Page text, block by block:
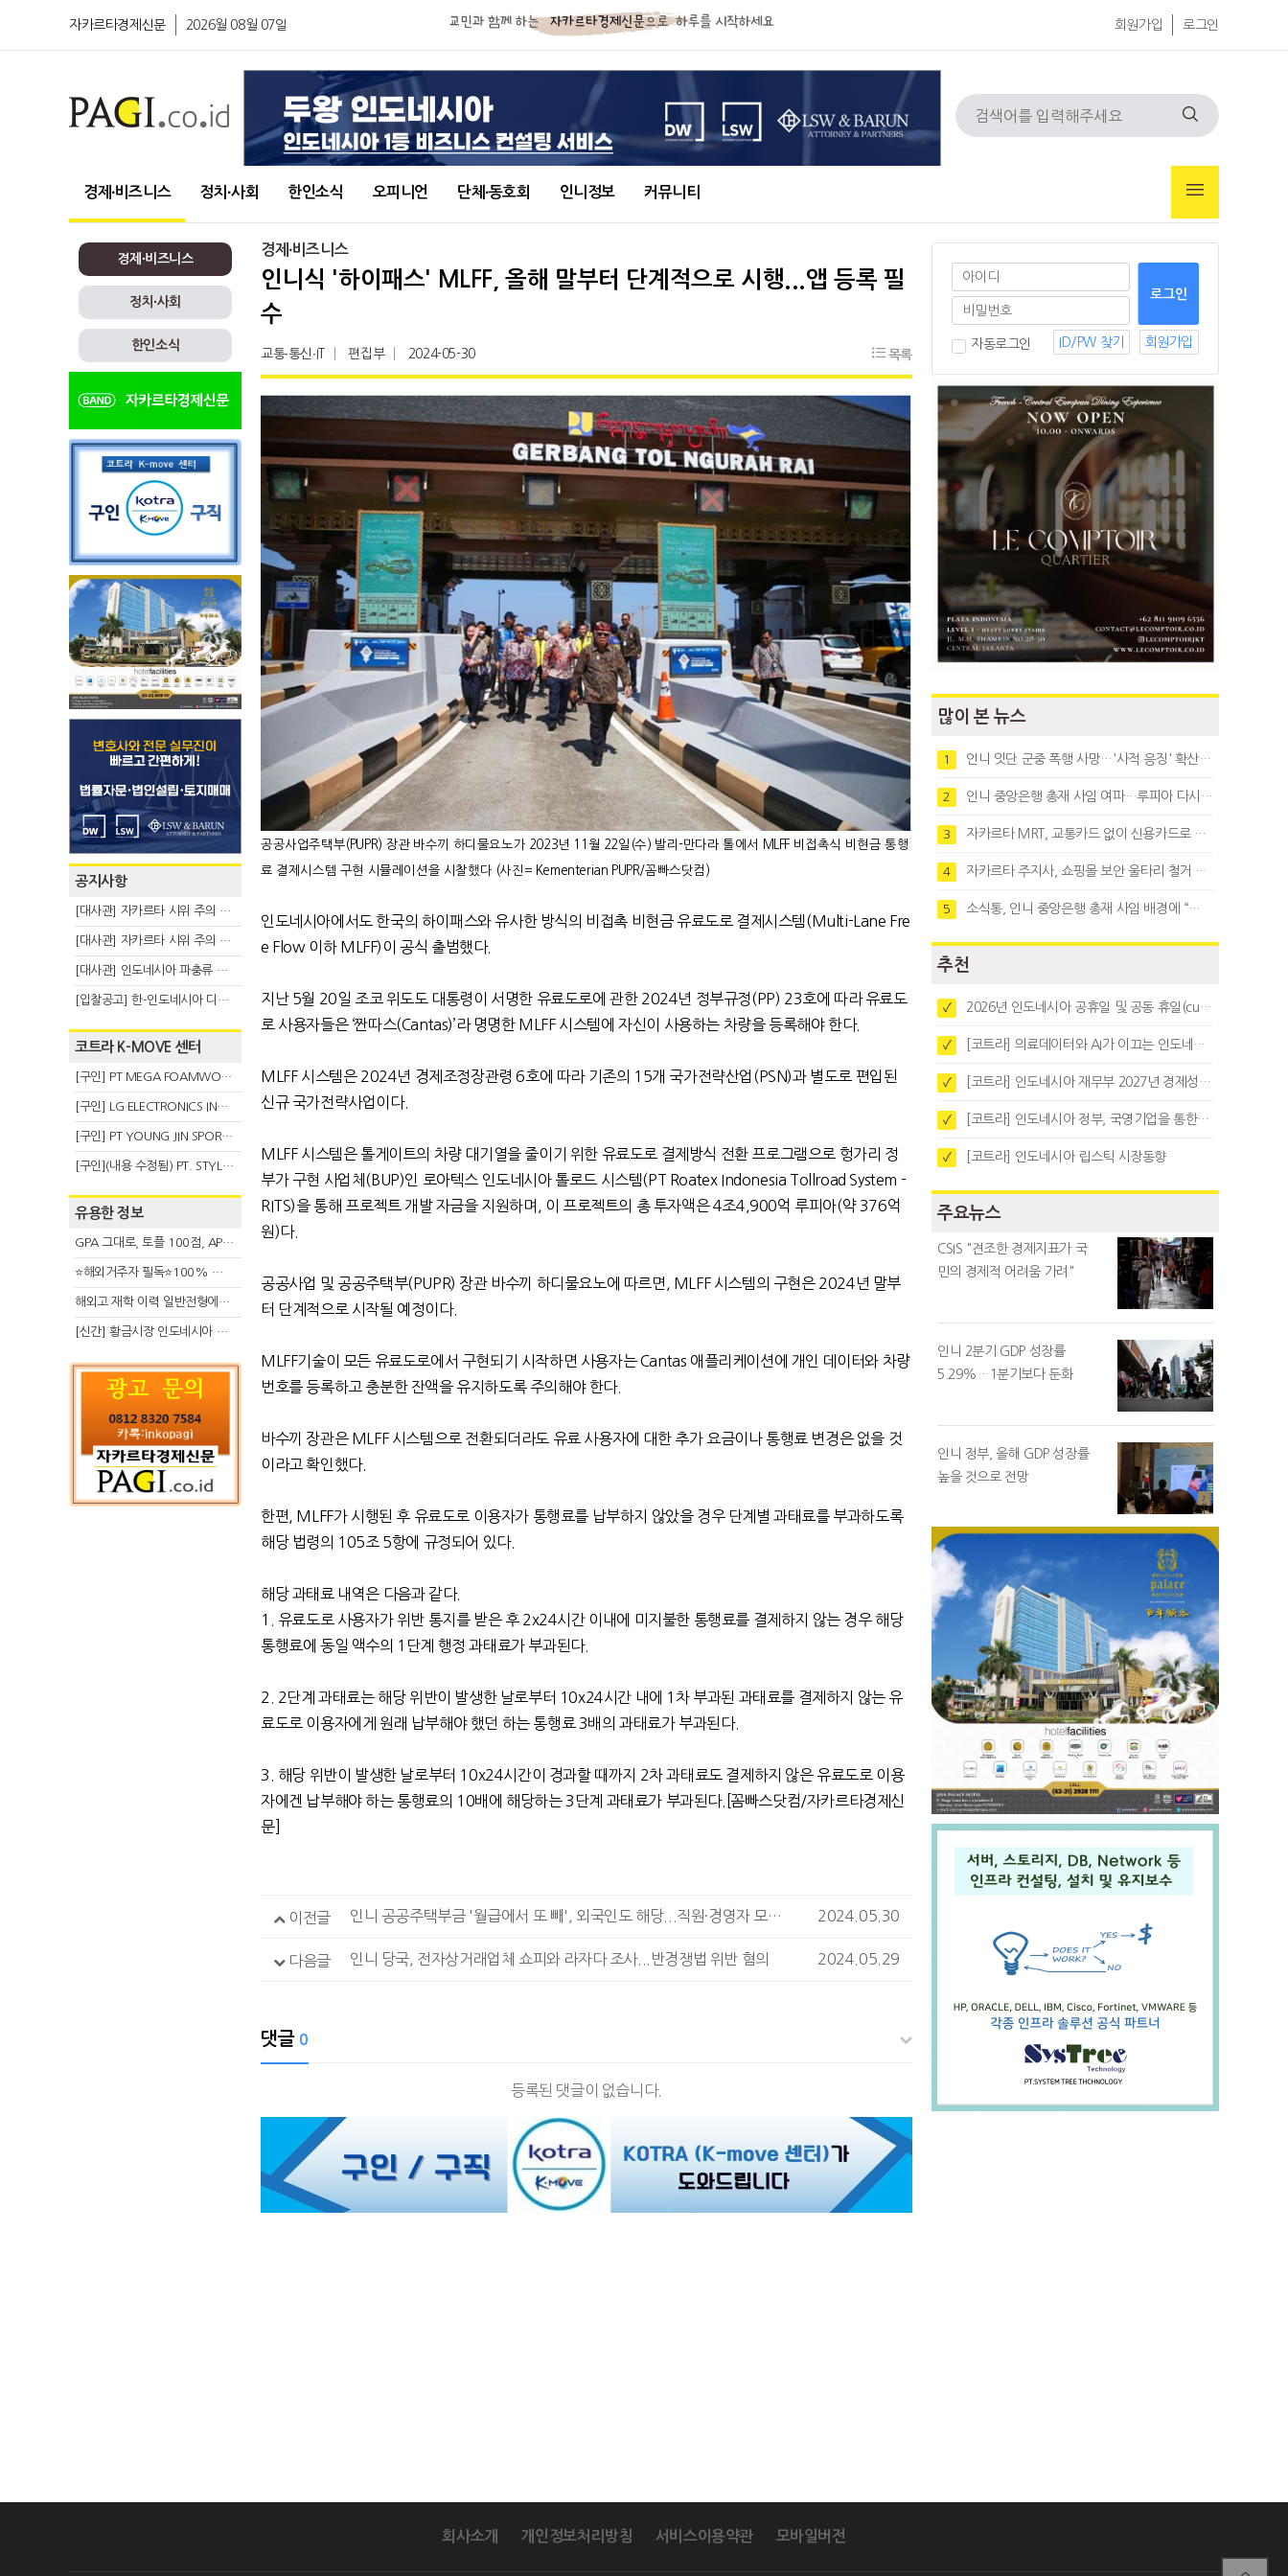
자카르타경제신문 2026월 08월 07일 회원가입 로그인
경제∙비즈니스 정치∙사회 한인소식 오피니언 단체∙동호회 인니정보 커뮤니티
경제∙비즈니스
정치∙사회
한인소식
공지사항
[대사관] 자카르타 시위 주의 안내(8.6)
[대사관] 자카르타 시위 주의 안내(8.3)
[대사관] 인도네시아 파충류 불법 반출 주의 (7.29)
[입찰공고] 한-인도네시아 디지털융복합 탈 전시회
코트라 K-MOVE 센터
[구인] PT MEGA FOAMWORKS INDONESIA
[구인] LG ELECTRONICS INDONESIA
[구인] PT YOUNG JIN SPORT INDONESIA
[구인](내용 수정됨) PT. STYLE KOREAN INDONESIA (스타일 코리안 인도네시아)
유용한 정보
GPA 그대로, 토플 100점, AP 막막 — 원인은 하나입니다
⭐해외거주자 필독⭐100% 온라인 마지막 한국어교원 2급 추가모집 (~8/2)
해외고 재학 이력 일반전형에서 분명한 입시 강점 살리는 전략
[신간] 황금시장 인도네시아 슈퍼리치의 성공 수업
경제∙비즈니스
인니식 '하이패스' MLFF, 올해 말부터 단계적으로 시행...앱 등록 필
수
교통∙통신∙IT 편집부 2024-05-30 목록
공공사업주택부(PUPR) 장관 바수끼 하디물요노가 2023년 11월 22일(수) 발리-만다라 톨에서 MLFF 비접촉식 비현금 통행
료 결제시스템 구현 시뮬레이션을 시찰했다 (사진= Kementerian PUPR/꼼빠스닷컴)
인도네시아에서도 한국의 하이패스와 유사한 방식의 비접촉 비현금 유료도로 결제시스템(Multi-Lane Fre
e Flow 이하 MLFF)이 공식 출범했다.
지난 5월 20일 조코 위도도 대통령이 서명한 유료도로에 관한2024년 정부규정(PP) 23호에 따라 유료도
로 사용자들은 ‘짠따스(Cantas)’라 명명한 MLFF 시스템에 자신이 사용하는 차량을 등록해야 한다.
MLFF 시스템은2024년 경제조정장관령6호에 따라 기존의 15개 국가전략산업 (PSN)과 별도로 편입된
신규 국가전략사업이다.
MLFF 시스템은 톨게이트의 차량 대기열을 줄이기 위한 유료도로 결제방식 전환 프로그램으로 헝가리 정
부가 구현 사업체 (BUP)인 로아텍스 인도네시아 톨로드 시스템(PT Roatex Indonesia Tollroad System -
RITS)을 통해 프로젝트 개발 자금을 지원하며 이 프로젝트의 총 투자액은4조4,900억 루피아(약376억
원 )다.
공공사업 및 공공주택부(PUPR)장관 바수끼 하디물요노에 따르면 , MLFF 시스템의 구현은 2024년 말부
터 단계적으로 시작될 예정이다.
MLFF기술이 모든 유료도로에서 구현되기 시작하면 사용자는Cantas 애플리케이션에 개인 데이터와 차량
번호를 등록하고 충분한 잔액을 유지하도록 주의해야 한다.
바수끼 장관은 MLFF 시스템으로 전환되더라도 유료 사용자에 대한 추가 요금이나 통행료 변경은 없을 것
이라고 확인했다.
한편 , MLFF가 시행된 후 유료도로 이용자가 통행료를 납부하지 않았을 경우 단계별 과태료를 부과하도록
해당 법령의 105조 5항에 규정되어 있다.
해당 과태료 내역은 다음과 같다.
1. 유료도로 사용자가 위반 통지를 받은 후2x24시간 이내에 미지불한 통행료를 결제하지 않는 경우 해당
통행료에 동일 액수의 1 단계 행정 과태료가 부과된다.
2. 2단계 과태료는 해당 위반이 발생한 날로부터 10x24시간 내에 1차 부과된 과태료를 결제하지 않는 유
료도로 이용자에게 원래 납부해야 했던 하는 통행료 3배의 과태료가 부과된다.
3. 해당 위반이 발생한 날로부터 10x24시간이 경과할 때까지 2차 과태료도 결제하지 않은 유료도로 이용
자에겐 납부해야 하는 통행료의 10배에 해당하는3단계 과태료가 부과된다. 꼼빠스닷컴/자카르타경제신
문]
이전글 인니 공공주택부금 '월급에서 또 빼', 외국인도 해당...직원·경영자 모두 반발 2024.05.30
다음글 인니 당국, 전자상거래업체 쇼피와 라자다 조사...반경쟁법 위반 혐의 2024.05.29
댓글 0
등록된 댓글이 없습니다.
자동로그인 ID/PW 찾기 회원가입
많이 본 뉴스
1 인니 잇단 군중 폭행 사망…'사적 응징' 확산에 법치 우려
2 인니 중앙은행 총재 사임 여파…루피아 다시 1만8천대로 약세
3 자카르타 MRT, 교통카드 없이 신용카드로 바로 탄다
4 자카르타 주지사, 쇼핑몰 보안 울타리 철거 요청…"치안 문제없다"
5 소식통, 인니 중앙은행 총재 사임 배경에 “정부와 정책 갈등"
추천
✓ 2026년 인도네시아 공휴일 및 공동 휴일(cuti bersama)
✓ [코트라] 의료데이터와 AI가 이끄는 인도네시아 디지털 헬스케어 시장 트렌드
✓ [코트라] 인도네시아 재무부 2027년 경제성장 전망 및 목표 발표
✓ [코트라] 인도네시아 정부, 국영기업을 통한 석탄·팜유·합금철 수출 중앙집중화 추진
✓ [코트라] 인도네시아 립스틱 시장동향
주요뉴스
CSIS "견조한 경제지표가 국
민의 경제적 어려움 가려"
인니 2분기 GDP 성장률
5.29%…1분기보다 둔화
인니 정부, 올해 GDP 성장률
높을 것으로 전망
회사소개 개인정보처리방침 서비스이용약관 모바일버전